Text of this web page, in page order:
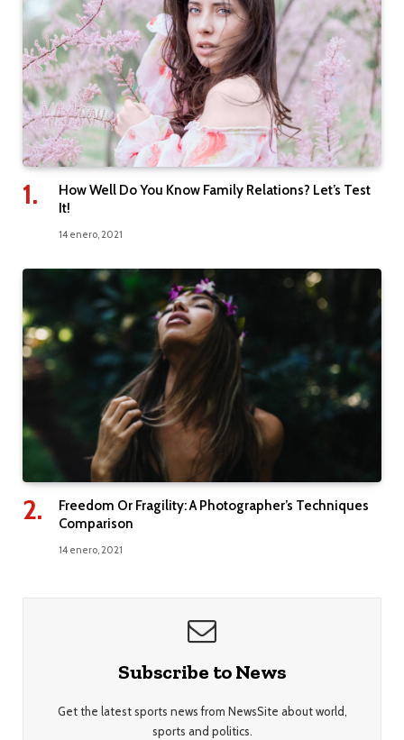
How Well Do You Know Family Relations? Let’s Test
It!
14 enero, 2021
Freedom Or Fragility: A Photographer’s Techniques
Comparison
14 enero, 2021
Subscribe to News
Get the latest sports news from NewsSite about world,
sports and politics.